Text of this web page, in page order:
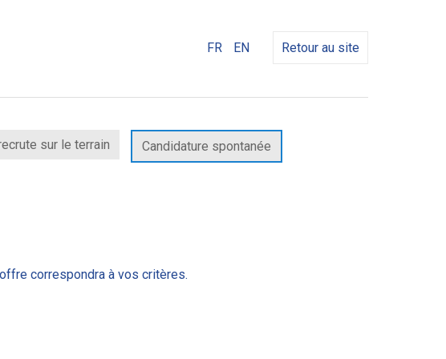
FR EN Retour au site
sur le terrain Candidature spontanée
correspondra à vos critères.